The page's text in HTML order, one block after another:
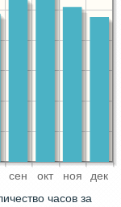
сен окт ноя дек
часов за